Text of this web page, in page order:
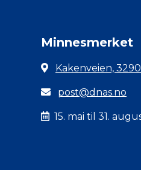
Minnesmerket
Kakenveien,
post@dnas.no
15. mai til 31.